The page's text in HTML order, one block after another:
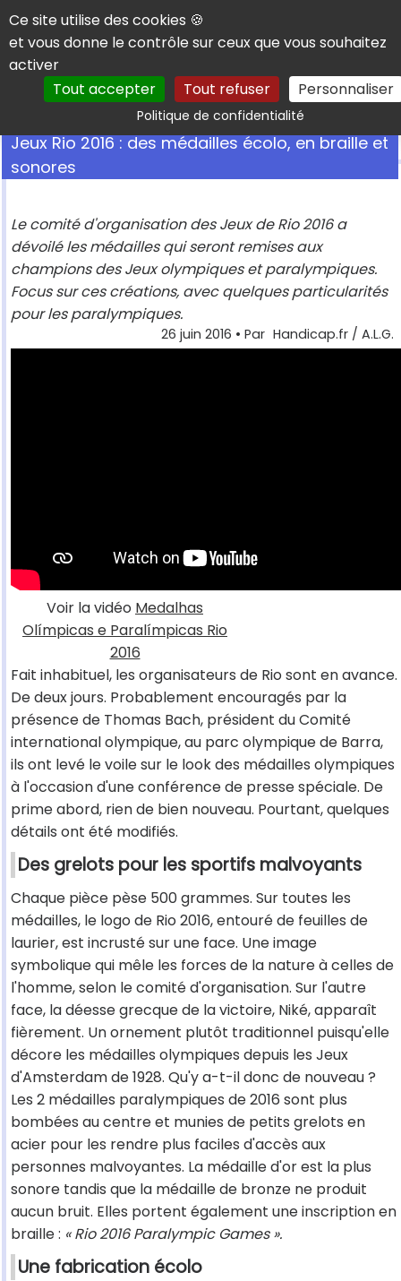
Panneau de gestion des cookies
Ce site utilise des cookies 🍪
et vous donne le contrôle sur ceux que vous souhaitez
activer
Tout accepter
Tout refuser Personnaliser
Politique de confidentialitéRechercher
Jeux Rio 2016 : des médailles écolo, en braille et
sonores
Le comité d'organisation des Jeux de Rio 2016 a
dévoilé les médailles qui seront remises aux
champions des Jeux olympiques et paralympiques.
Focus sur ces créations, avec quelques particularités
pour les paralympiques.
26 juin 2016 • Par Handicap.fr / A.L.G.
Voir la vidéo Medalhas
Olímpicas e Paralímpicas Rio
2016
Fait inhabituel, les organisateurs de Rio sont en avance.
De deux jours. Probablement encouragés par la
présence de Thomas Bach, président du Comité
international olympique, au parc olympique de Barra,
ils ont levé le voile sur le look des médailles olympiques
à l'occasion d'une conférence de presse spéciale. De
prime abord, rien de bien nouveau. Pourtant, quelques
détails ont été modifiés.
Des grelots pour les sportifs malvoyants
Chaque pièce pèse 500 grammes. Sur toutes les
médailles, le logo de Rio 2016, entouré de feuilles de
laurier, est incrusté sur une face. Une image
symbolique qui mêle les forces de la nature à celles de
l'homme, selon le comité d'organisation. Sur l'autre
face, la déesse grecque de la victoire, Niké, apparaît
fièrement. Un ornement plutôt traditionnel puisqu'elle
décore les médailles olympiques depuis les Jeux
d'Amsterdam de 1928. Qu'y a-t-il donc de nouveau ?
Les 2 médailles paralympiques de 2016 sont plus
bombées au centre et munies de petits grelots en
acier pour les rendre plus faciles d'accès aux
personnes malvoyantes. La médaille d'or est la plus
sonore tandis que la médaille de bronze ne produit
aucun bruit. Elles portent également une inscription en
braille : « Rio 2016 Paralympic Games ».
Une fabrication écolo